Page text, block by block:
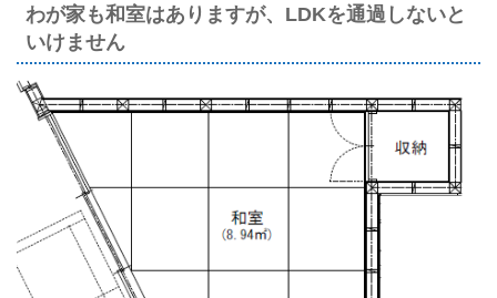
わが家も和室はありますが、LDKを通過しないと
いけません